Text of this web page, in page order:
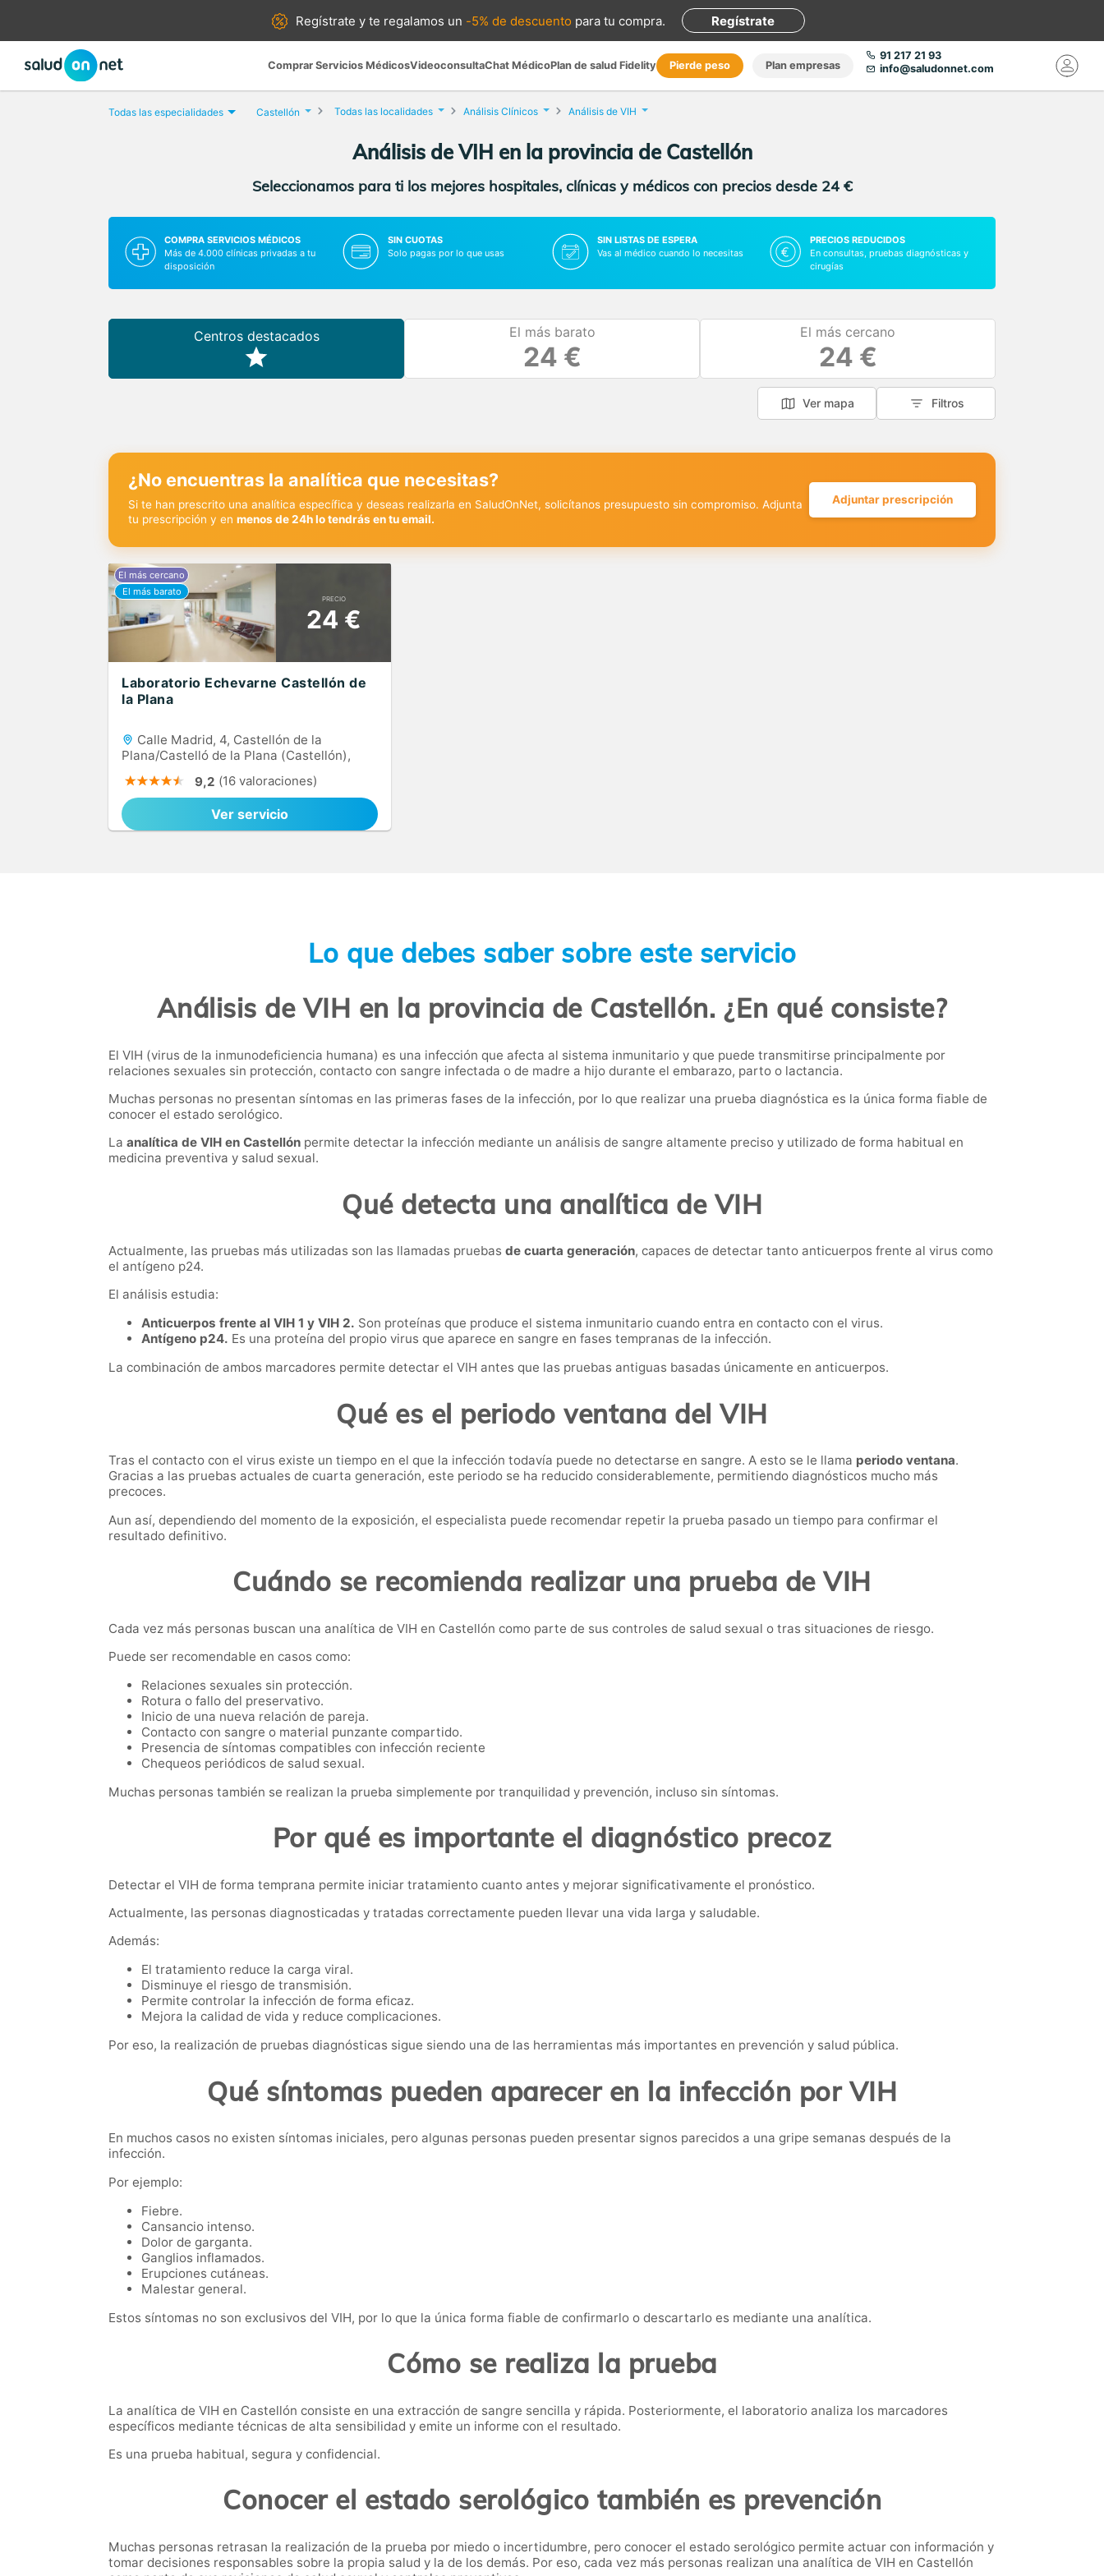
Regístrate yte regalamos un -5% de descuento para tu compra. Regístrate
Comprar Servicios MédicosVideoconsultaChat MédicoPlan de salud Fidelity Pierde peso Plan empresas
91 217 21 93
info@saludonnet.com
Todas las especialidades Castellón Todas las localidades Análisis Clínicos Análisis de VIH
Análisis de VIH en la provincia de Castellón
Seleccionamos para ti los mejores hospitales, clínicas y médicos con precios desde 24 €
COMPRA SERVICIOS MÉDICOS
Más de 4.000 clínicas privadas a tu
disposición
SIN CUOTAS
Solo pagas por lo que usas
SIN LISTAS DE ESPERA
Vas al médico cuando lo necesitas
PRECIOS REDUCIDOS
En consultas, pruebas diagnósticas y
cirugías
Centros destacados El más barato
24 €
El más cercano
24 €
Ver mapa Filtros
¿No encuentras la analítica que necesitas?
Si te han prescrito una analítica específica y deseas realizarla en SaludOnNet, solicítanos presupuesto sin compromiso. Adjunta
tu prescripción y en menos de 24h lo tendrás en tu email.
Adjuntar prescripción
PRECIO
24 €
Laboratorio Echevarne Castellón de
la Plana
Calle Madrid, 4, Castellón de la
Plana/Castelló de la Plana (Castellón),
9,2 (16 valoraciones)
Ver servicio
Lo que debes saber sobre este servicio
Análisis de VIH en la provincia de Castellón. ¿En qué consiste?
El VIH (virus de la inmunodeficiencia humana) es una infección que afecta al sistema inmunitario y que puede transmitirse principalmente por
relaciones sexuales sin protección, contacto con sangre infectada o de madre a hijo durante el embarazo, parto o lactancia.
Muchas personas no presentan síntomas en las primeras fases de la infección, por lo que realizar una prueba diagnóstica es la única forma fiable de
conocer el estado serológico.
La analítica de VIH en Castellón permite detectar la infección mediante un análisis de sangre altamente preciso y utilizado de forma habitual en
medicina preventiva y salud sexual.
Qué detecta una analítica de VIH
Actualmente, las pruebas más utilizadas son las llamadas pruebas de cuarta generación, capaces de detectar tanto anticuerpos frente al virus como
el antígeno p24.
El análisis estudia:
Anticuerpos frente al VIH 1 y VIH 2. Son proteínas que produce el sistema inmunitario cuando entra en contacto con el virus.
Antígeno p24. Es una proteína del propio virus que aparece en sangre en fases tempranas de la infección.
La combinación de ambos marcadores permite detectar el VIH antes que las pruebas antiguas basadas únicamente en anticuerpos.
Qué es el periodo ventana del VIH
Tras el contacto con el virus existe un tiempo en el que la infección todavía puede no detectarse en sangre. A esto se le llama periodo ventana.
Gracias a las pruebas actuales de cuarta generación, este periodo se ha reducido considerablemente, permitiendo diagnósticos mucho más
precoces.
Aun así, dependiendo del momento de la exposición, el especialista puede recomendar repetir la prueba pasado un tiempo para confirmar el
resultado definitivo.
Cuándo se recomienda realizar una prueba de VIH
Cada vez más personas buscan una analítica de VIH en Castellón como parte de sus controles de salud sexual o tras situaciones de riesgo.
Puede ser recomendable en casos como:
Relaciones sexuales sin protección.
Rotura o fallo del preservativo.
Inicio de una nueva relación de pareja.
Contacto con sangre o material punzante compartido.
Presencia de síntomas compatibles con infección reciente
Chequeos periódicos de salud sexual.
Muchas personas también se realizan la prueba simplemente por tranquilidad y prevención, incluso sin síntomas.
Por qué es importante el diagnóstico precoz
Detectar el VIH de forma temprana permite iniciar tratamiento cuanto antes y mejorar significativamente el pronóstico.
Actualmente, las personas diagnosticadas y tratadas correctamente pueden llevar una vida larga y saludable.
Además:
El tratamiento reduce la carga viral.
Disminuye el riesgo de transmisión.
Permite controlar la infección de forma eficaz.
Mejora la calidad de vida y reduce complicaciones.
Por eso, la realización de pruebas diagnósticas sigue siendo una de las herramientas más importantes en prevención y salud pública.
Qué síntomas pueden aparecer en la infección por VIH
En muchos casos no existen síntomas iniciales, pero algunas personas pueden presentar signos parecidos a una gripe semanas después de la
infección.
Por ejemplo:
Fiebre.
Cansancio intenso.
Dolor de garganta.
Ganglios inflamados.
Erupciones cutáneas.
Malestar general.
Estos síntomas no son exclusivos del VIH, por lo que la única forma fiable de confirmarlo o descartarlo es mediante una analítica.
Cómo se realiza la prueba
La analítica de VIH en Castellón consiste en una extracción de sangre sencilla y rápida. Posteriormente, el laboratorio analiza los marcadores
específicos mediante técnicas de alta sensibilidad y emite un informe con el resultado.
Es una prueba habitual, segura y confidencial.
Conocer el estado serológico también es prevención
Muchas personas retrasan la realización de la prueba por miedo o incertidumbre, pero conocer el estado serológico permite actuar con información y
tomar decisiones responsables sobre la propia salud y la de los demás. Por eso, cada vez más personas realizan una analítica de VIH en Castellón